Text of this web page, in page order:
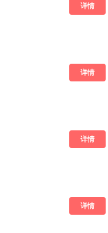
详情
详情
详情
详情